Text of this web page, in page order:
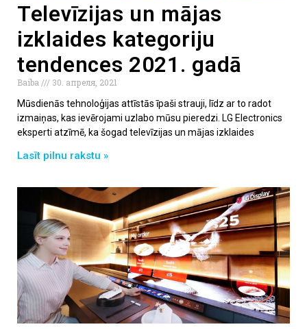
Televīzijas un mājas
izklaides kategoriju
tendences 2021. gadā
Baiba
30. апреля, 2021
Mūsdienās tehnoloģijas attīstās īpaši strauji, līdz ar to radot
izmaiņas, kas ievērojami uzlabo mūsu pieredzi. LG Electronics
eksperti atzīmē, ka šogad televīzijas un mājas izklaides
Lasīt pilnu rakstu »